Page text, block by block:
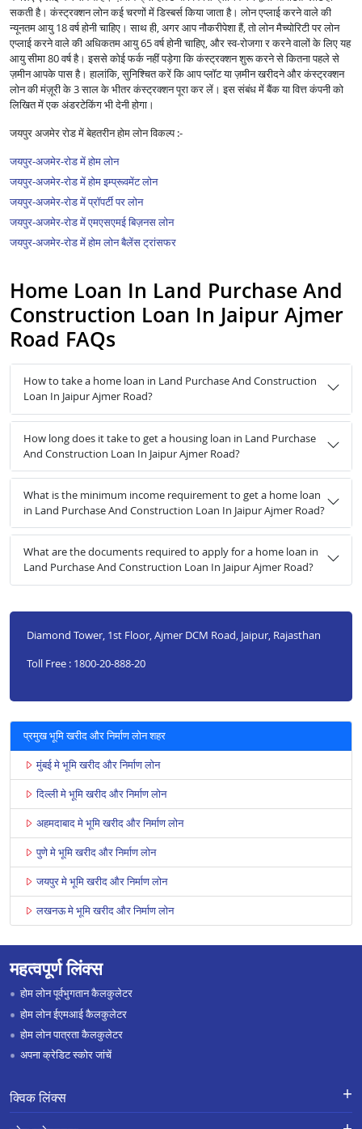
सकती है। कंस्ट्रक्शन लोन कई चरणों में डिस्बर्स किया जाता है। लोन एप्लाई करने वाले की
न्यूनतम आयु 18 वर्ष होनी चाहिए। साथ ही, अगर आप नौकरीपेशा हैं, तो लोन मैच्योरिटी पर लोन
एप्लाई करने वाले की अधिकतम आयु 65 वर्ष होनी चाहिए, और स्व-रोजगा र करने वालों के लिए यह
आयु सीमा 80 वर्ष है। इससे कोई फर्क नहीं पड़ेगा कि कंस्ट्रक्शन शुरू करने से कितना पहले से
ज़मीन आपके पास है। हालांकि, सुनिश्चित करें कि आप प्लॉट या ज़मीन खरीदने और कंस्ट्रक्शन
लोन की मंज़ूरी के 3 साल के भीतर कंस्ट्रक्शन पूरा कर लें। इस संबंध में बैंक या वित्त कंपनी को
लिखित में एक अंडरटेकिंग भी देनी होगा।
जयपुर अजमेर रोड में बेहतरीन होम लोन विकल्प :-
जयपुर-अजमेर-रोड में होम लोन
जयपुर-अजमेर-रोड में होम इम्प्रूवमेंट लोन
जयपुर-अजमेर-रोड में प्रॉपर्टी पर लोन
जयपुर-अजमेर-रोड में एमएसएमई बिज़नस लोन
जयपुर-अजमेर-रोड में होम लोन बैलेंस ट्रांसफर
Home Loan In Land Purchase And
Construction Loan In Jaipur Ajmer
Road FAQs
How to take a home loan in Land Purchase And Construction
Loan In Jaipur Ajmer Road?
How long does it take to get a housing loan in Land Purchase
And Construction Loan In Jaipur Ajmer Road?
What is the minimum income requirement to get a home loan
in Land Purchase And Construction Loan In Jaipur Ajmer Road?
What are the documents required to apply for a home loan in
Land Purchase And Construction Loan In Jaipur Ajmer Road?
Diamond Tower, 1st Floor, Ajmer DCM Road, Jaipur, Rajasthan
Toll Free : 1800-20-888-20
प्रमुख भूमि खरीद और निर्माण लोन शहर
मुंबई मे भूमि खरीद और निर्माण लोन
दिल्ली मे भूमि खरीद और निर्माण लोन
अहमदाबाद मे भूमि खरीद और निर्माण लोन
पुणे मे भूमि खरीद और निर्माण लोन
जयपुर मे भूमि खरीद और निर्माण लोन
लखनऊ मे भूमि खरीद और निर्माण लोन
महत्वपूर्ण लिंक्स
होम लोन पूर्वभुगतान कैलकुलेटर
होम लोन ईएमआई कैलकुलेटर
होम लोन पात्रता कैलकुलेटर
अपना क्रेडिट स्कोर जांचें
क्विक लिंक्स
लोन के लिए एप्लाई करें